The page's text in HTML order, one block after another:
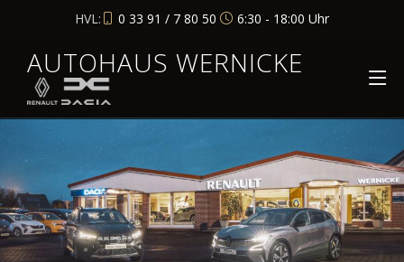
HVL: 0 33 91 / 7 80 50 6:30 - 18:00 Uhr
AUTOHAUS WERNICKE